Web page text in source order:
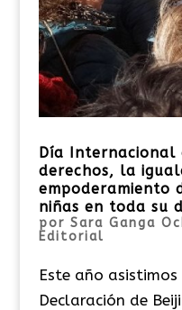
Día Internacional
derechos, la
empoderamiento
niñas en toda su
por Sara Ganga
Editorial
Este año
Declaración de